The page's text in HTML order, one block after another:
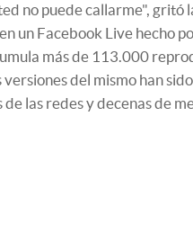
no puede callarme", gritó
un Facebook Live hecho
más de 113.000
del mismo han
de las redes y decenas de